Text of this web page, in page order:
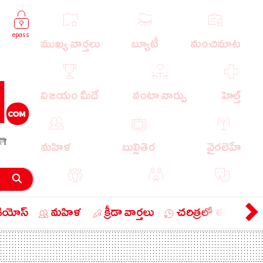
epass
ముఖ్య వార్తలు బ్యూటీ మంచిమాట
విజయం మీదే వంటా వార్పు హెల్త్
మహిళ బుల్లితెర వైరలెహే
పాపులర్ వార్తలు
బిజినెస్ ఎడ్యుకేషన్ లైఫ్ స్టైల్
మహిళ క్రీడా వార్తలు చరిత్రలో ఈ రోజు